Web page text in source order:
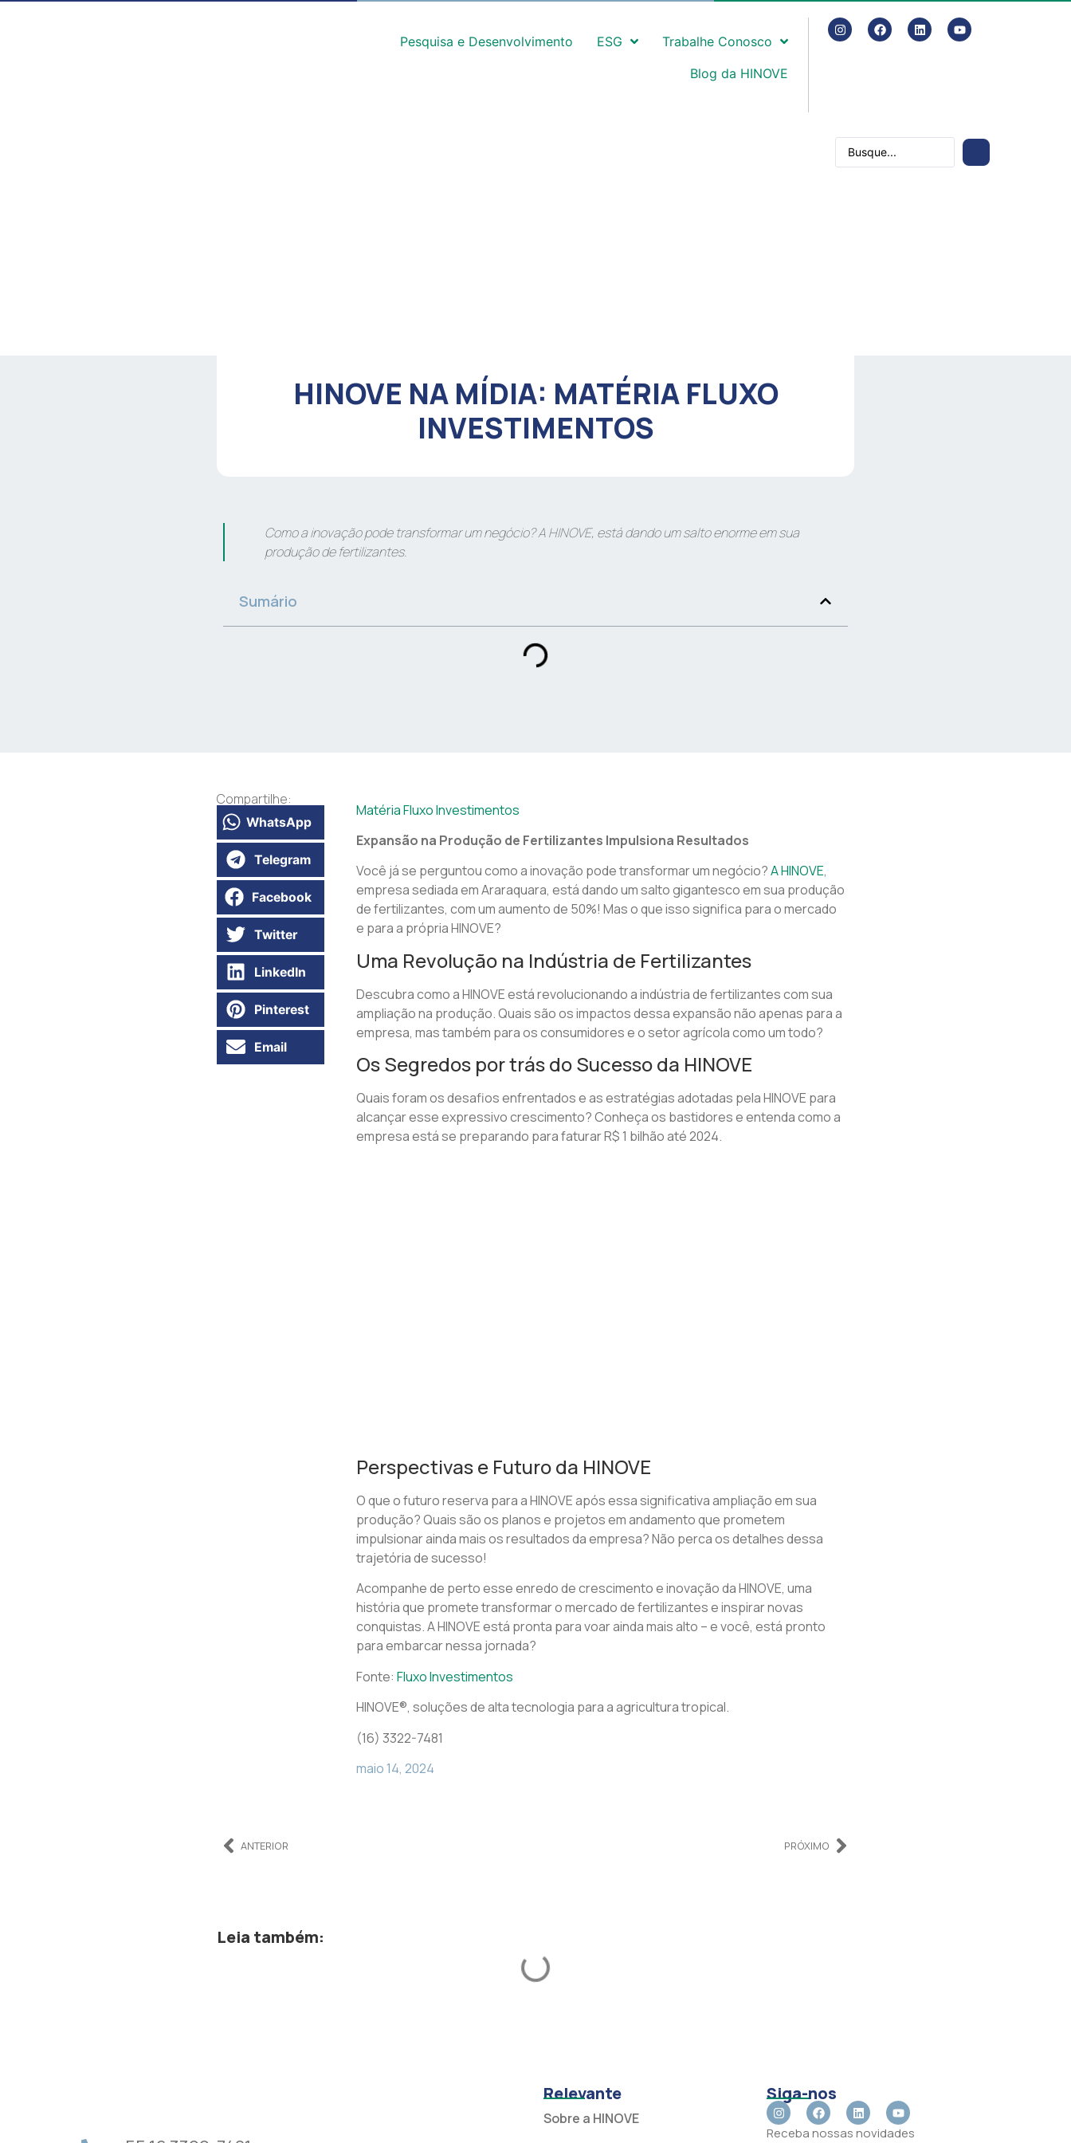
Pesquisa e Desenvolvimento ESG
Trabalhe Conosco
Blog da HINOVE
HINOVE NA MÍDIA: MATÉRIA FLUXO
INVESTIMENTOS
Como a inovação pode transformar um negócio? A HINOVE, está dando um salto enorme em sua
produção de fertilizantes.
Sumário
Compartilhe:
WhatsApp
Telegram
Facebook
Twitter
LinkedIn
Pinterest
Email
Matéria Fluxo Investimentos
Expansão na Produção de Fertilizantes Impulsiona Resultados
Você já se perguntou como a inovação pode transformar um negócio?A HINOVE,
empresa sediada em Araraquara, está dando um salto gigantesco em sua produção
de fertilizantes, com um aumento de 50%! Mas o que isso significa para o mercado
e para a própria HINOVE?
Uma Revolução na Indústria de Fertilizantes
Descubra como a HINOVE está revolucionando a indústria de fertilizantes com sua
ampliação na produção. Quais são os impactos dessa expansão não apenas para a
empresa, mas também para os consumidores e o setor agrícola como um todo?
Os Segredos por trás do Sucesso da HINOVE
Quais foram os desafios enfrentados e as estratégias adotadas pela HINOVE para
alcançar esse expressivo crescimento? Conheça os bastidores e entenda como a
empresa está se preparando para faturar R$ 1 bilhão até 2024.
Perspectivas e Futuro da HINOVE
O que o futuro reserva para a HINOVE após essa significativa ampliação em sua
produção? Quais são os planos e projetos em andamento que prometem
impulsionar ainda mais os resultados da empresa? Não perca os detalhes dessa
trajetória de sucesso!
Acompanhe de perto esse enredo de crescimento e inovação da HINOVE, uma
história que promete transformar o mercado de fertilizantes e inspirar novas
conquistas. A HINOVE está pronta para voar ainda mais alto – e você, está pronto
para embarcar nessa jornada?
Fonte: Fluxo Investimentos
HINOVE®, soluções de alta tecnologia para a agricultura tropical.
(16) 3322-7481
maio 14, 2024
ANTERIOR PRÓXIMO
Leia também:
Relevante
Sobre a HINOVE
Siga-nos
Receba nossas novidades